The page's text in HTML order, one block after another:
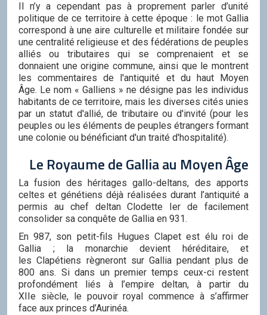
Il n’y a cependant pas à proprement parler d’unité
politique de ce territoire à cette époque : le mot Gallia
correspond à une aire culturelle et militaire fondée sur
une centralité religieuse et des fédérations de peuples
alliés ou tributaires qui se comprenaient et se
donnaient une origine commune, ainsi que le montrent
les commentaires de l'antiquité et du haut Moyen
Âge. Le nom « Galliens » ne désigne pas les individus
habitants de ce territoire, mais les diverses cités unies
par un statut d'allié, de tributaire ou d'invité (pour les
peuples ou les éléments de peuples étrangers formant
une colonie ou bénéficiant d'un traité d'hospitalité).
Le Royaume de Gallia au Moyen Âge
La fusion des héritages gallo-deltans, des apports
celtes et génétiens déjà réalisées durant l’antiquité a
permis au chef deltan Clodette Ier de facilement
consolider sa conquête de Gallia en 931.
En 987, son petit-fils Hugues Clapet est élu roi de
Gallia ; la monarchie devient héréditaire, et
les Clapétiens règneront sur Gallia pendant plus de
800 ans. Si dans un premier temps ceux-ci restent
profondément liés à l’empire deltan, à partir du
XIIe siècle, le pouvoir royal commence à s’affirmer
face aux princes d’Aurinéa.